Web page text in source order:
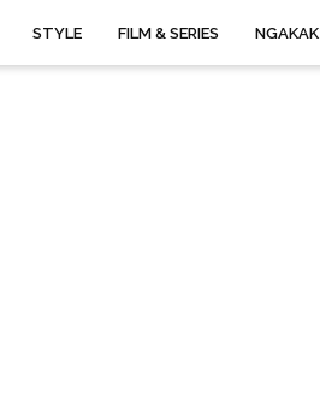
STYLE FILM & SERIES NGAKAK